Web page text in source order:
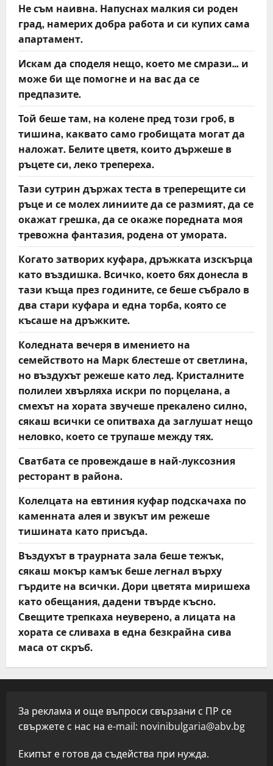
Не съм наивна. Напуснах малкия си роден
град, намерих добра работа и си купих сама
апартамент.
Искам да споделя нещо, което ме смрази… и
може би ще помогне и на вас да се
предпазите.
Той беше там, на колене пред този гроб, в
тишина, каквато само гробищата могат да
наложат. Белите цветя, които държеше в
ръцете си, леко трепереха.
Тази сутрин държах теста в треперещите си
ръце и се молех линиите да се размият, да се
окажат грешка, да се окаже поредната моя
тревожна фантазия, родена от умората.
Когато затворих куфара, дръжката изскърца
като въздишка. Всичко, което бях донесла в
тази къща през годините, се беше събрало в
два стари куфара и една торба, която се
късаше на дръжките.
Коледната вечеря в имението на
семейството на Марк блестеше от светлина,
но въздухът режеше като лед. Кристалните
полилеи хвърляха искри по порцелана, а
смехът на хората звучеше прекалено силно,
сякаш всички се опитваха да заглушат нещо
неловко, което се трупаше между тях.
Сватбата се провеждаше в най-луксозния
ресторант в района.
Колелцата на евтиния куфар подскачаха по
каменната алея и звукът им режеше
тишината като присъда.
Въздухът в траурната зала беше тежък,
сякаш мокър камък беше легнал върху
гърдите на всички. Дори цветята миришеха
като обещания, дадени твърде късно.
Свещите трепкаха неуверено, а лицата на
хората се сливаха в една безкрайна сива
маса от скръб.
За реклама и още въпроси свързани с ПР се
свържете с нас на e-mail: novinibulgaria@abv.bg
Екипът е готов да съдейства при нужда.